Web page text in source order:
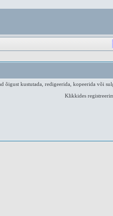
kustutada, redigeerida, kopeerida või
Klikkides